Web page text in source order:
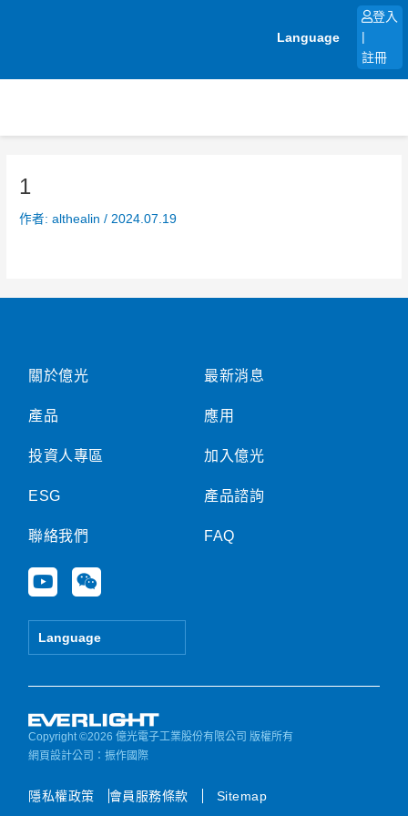
Language
登入
註冊
1
作者:althealin/ 2024.07.19
關於億光
產品
投資人專區
ESG
聯絡我們
Y
o
u
e
W
e
i
Language
最新消息
應用
加入億光
產品諮詢
FAQ
Copyright ©2026 億光電子工業股份有限公司 版權所有
網頁設計公司 ：振作國際
隱私權政策 會員服務條款 Sitemap